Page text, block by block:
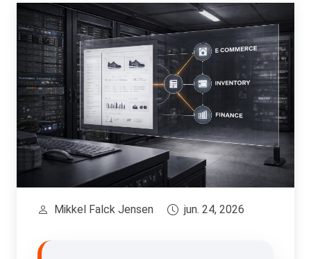
Mikkel Falck Jensen jun. 24, 2026